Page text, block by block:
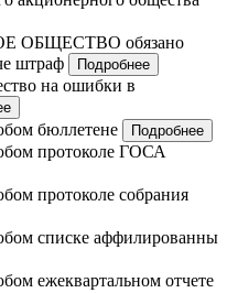
ОБЩЕСТВО обязано
штраф
Подробнее
на ошибки в
бюллетене Подробнее
протоколе ГОСА
протоколе собрания
списке аффилированны
ежеквартальном отчете